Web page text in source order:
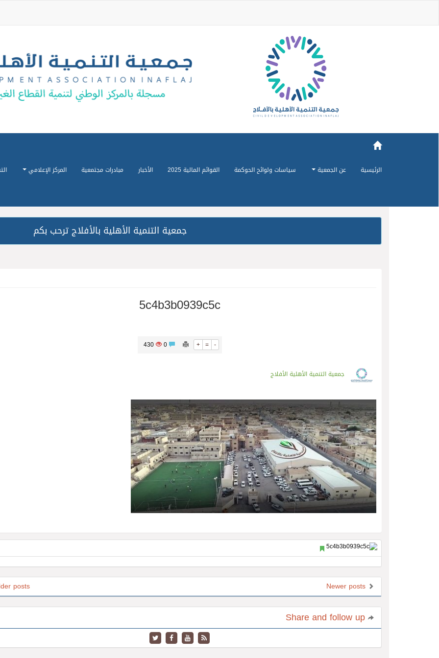
الرئيسية عن الجمعية سياسات ولوائح الحوكمة القوائم المالية 2025 الأخبار مبادرات مجتمعية المركز الإعلامي
جمعية التنمية الأهلية بالأفلاج ترحب بكم
5c4b3b0939c5c
+ = -
0
430
جمعية التنمية الأهلية الأفلاج
posts